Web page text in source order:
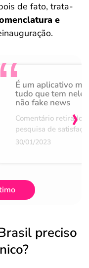
de fato, trata-
e
É um aplicativo
tudo que tem nele
não fake news
Comentário retirado
pesquisa de
30/01/2023
›
preciso